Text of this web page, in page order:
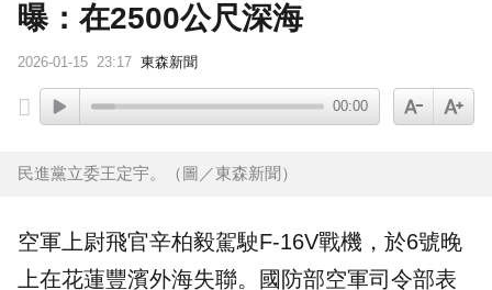
曝：在2500公尺深海
2026-01-15 23:17 東森新聞
00:00
民進黨立委王定宇。（圖／東森新聞）
空軍上尉飛官辛柏毅駕駛F-16V戰機，於6號晚
上在花蓮豐濱外海失聯。 國防部空軍司令部表